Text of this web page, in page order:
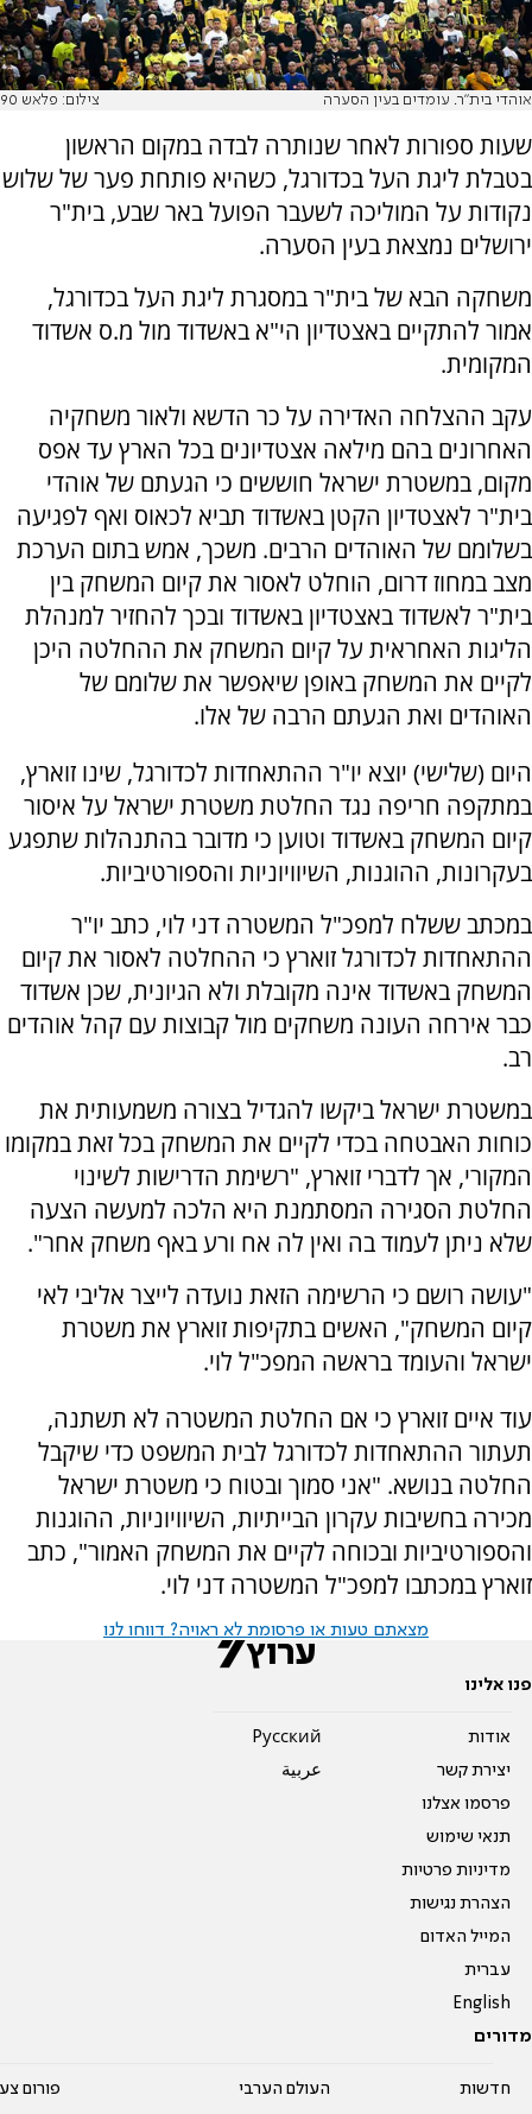
אוהדי בית"ר. עומדים בעין הסערה צילום: פלאש 90
שעות ספורות לאחר שנותרה לבדה במקום הראשון
בטבלת ליגת העל בכדורגל, כשהיא פותחת פער של שלוש
נקודות על המוליכה לשעבר הפועל באר שבע, בית"ר
ירושלים נמצאת בעין הסערה.
משחקה הבא של בית"ר במסגרת ליגת העל בכדורגל,
אמור להתקיים באצטדיון הי"א באשדוד מול מ.ס אשדוד
המקומית.
עקב ההצלחה האדירה על כר הדשא ולאור משחקיה
האחרונים בהם מילאה אצטדיונים בכל הארץ עד אפס
מקום, במשטרת ישראל חוששים כי הגעתם של אוהדי
בית"ר לאצטדיון הקטן באשדוד תביא לכאוס ואף לפגיעה
בשלומם של האוהדים הרבים. משכך, אמש בתום הערכת
מצב במחוז דרום, הוחלט לאסור את קיום המשחק בין
בית"ר לאשדוד באצטדיון באשדוד ובכך להחזיר למנהלת
הליגות האחראית על קיום המשחק את ההחלטה היכן
לקיים את המשחק באופן שיאפשר את שלומם של
האוהדים ואת הגעתם הרבה של אלו.
היום (שלישי) יוצא יו"ר ההתאחדות לכדורגל, שינו זוארץ,
במתקפה חריפה נגד החלטת משטרת ישראל על איסור
קיום המשחק באשדוד וטוען כי מדובר בהתנהלות שתפגע
בעקרונות, ההוגנות, השיוויוניות והספורטיביות.
במכתב ששלח למפכ"ל המשטרה דני לוי, כתב יו"ר
ההתאחדות לכדורגל זוארץ כי ההחלטה לאסור את קיום
המשחק באשדוד אינה מקובלת ולא הגיונית, שכן אשדוד
כבר אירחה העונה משחקים מול קבוצות עם קהל אוהדים
רב.
במשטרת ישראל ביקשו להגדיל בצורה משמעותית את
כוחות האבטחה בכדי לקיים את המשחק בכל זאת במקומו
המקורי, אך לדברי זוארץ, "רשימת הדרישות לשינוי
החלטת הסגירה המסתמנת היא הלכה למעשה הצעה
שלא ניתן לעמוד בה ואין לה אח ורע באף משחק אחר".
"עושה רושם כי הרשימה הזאת נועדה לייצר אליבי לאי
קיום המשחק", האשים בתקיפות זוארץ את משטרת
ישראל והעומד בראשה המפכ"ל לוי.
עוד איים זוארץ כי אם החלטת המשטרה לא תשתנה,
תעתור ההתאחדות לכדורגל לבית המשפט כדי שיקבל
החלטה בנושא. "אני סמוך ובטוח כי משטרת ישראל
מכירה בחשיבות עקרון הבייתיות, השיוויוניות, ההוגנות
והספורטיביות ובכוחה לקיים את המשחק האמור", כתב
זוארץ במכתבו למפכ"ל המשטרה דני לוי.
מצאתם טעות או פרסומת לא ראויה? דווחו לנו
פנו אלינו
אודות
יצירת קשר
פרסמו אצלנו
תנאי שימוש
מדיניות פרטיות
הצהרת נגישות
המייל האדום
עברית
English
Pусский
عربية
מדורים
חדשות העולם הערבי פורום